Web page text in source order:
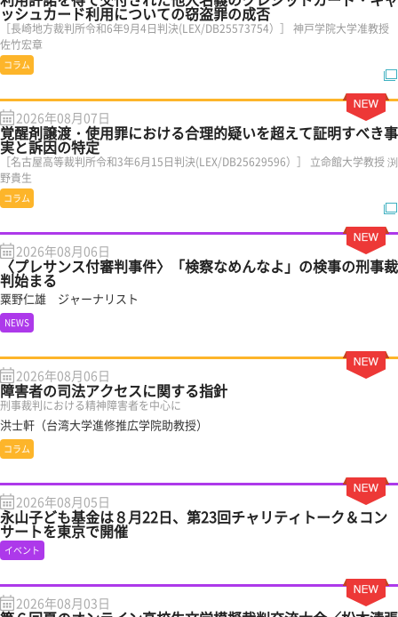
ッシュカード利用についての窃盗罪の成否
［長崎地方裁判所令和6年9月4日判決(LEX/DB25573754）］ 神戸学院大学准教授
佐竹宏章
コラム
2026年08月07日
覚醒剤譲渡・使用罪における合理的疑いを超えて証明すべき事
実と訴因の特定
［名古屋高等裁判所令和3年6月15日判決(LEX/DB25629596）］ 立命館大学教授 渕
野貴生
コラム
2026年08月06日
〈プレサンス付審判事件〉「検察なめんなよ」の検事の刑事裁
判始まる
粟野仁雄 ジャーナリスト
NEWS
2026年08月06日
障害者の司法アクセスに関する指針
刑事裁判における精神障害者を中心に
洪士軒（台湾大学進修推広学院助教授）
コラム
2026年08月05日
永山子ども基金は８月22日、第23回チャリティトーク＆コン
サートを東京で開催
イベント
2026年08月03日